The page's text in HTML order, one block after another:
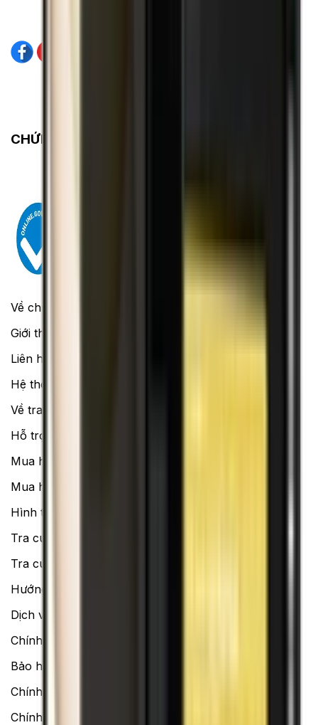
CHỨNG NHẬN
Về chúng tôi
Giới thiệu về XTMobile
Liên hệ hợp tác
Hệ thống cửa hàng bán lẻ
Về trang chủ
Hỗ trợ khách hàng
Mua hàng trả góp
Mua hàng online
Hình thức thanh toán
Tra cứu bảo hành
Tra cứu điểm XTMember
Hướng dẫn mua hàng trả góp
Dịch vụ bán hàng B2B
Chính sách
Bảo hành mở rộng
Chính sách dùng sản phẩm 7 ngày miễn phí
Chính sách đổi trả